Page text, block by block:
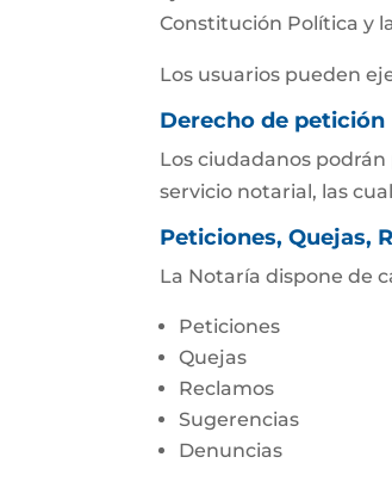
Constitución Política y
Los usuarios pueden
Derecho de petición
Los ciudadanos
servicio notarial, las
Peticiones, Quejas,
La Notaría dispone de
Peticiones
Quejas
Reclamos
Sugerencias
Denuncias